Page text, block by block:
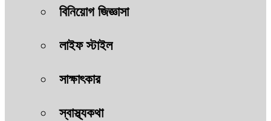
বিনিয়োগ জিজ্ঞাসা
লাইফ স্টাইল
সাক্ষাৎকার
স্বাস্থ্যকথা